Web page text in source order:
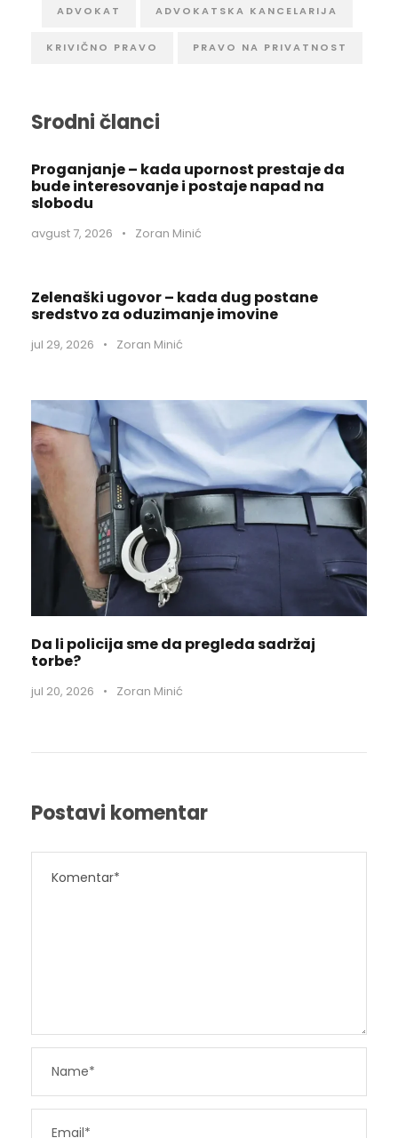
ADVOKAT ADVOKATSKA KANCELARIJA
KRIVIČNO PRAVO PRAVO NA PRIVATNOST
Srodni članci
Proganjanje – kada upornost prestaje da
bude interesovanje i postaje napad na
slobodu
avgust 7, 2026 • Zoran Minić
Zelenaški ugovor – kada dug postane
sredstvo za oduzimanje imovine
jul 29, 2026 • Zoran Minić
Da li policija sme da pregleda sadržaj
torbe?
jul 20, 2026 • Zoran Minić
Postavi komentar